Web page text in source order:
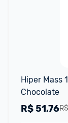
Hiper Mass
Chocolate
R$51,76